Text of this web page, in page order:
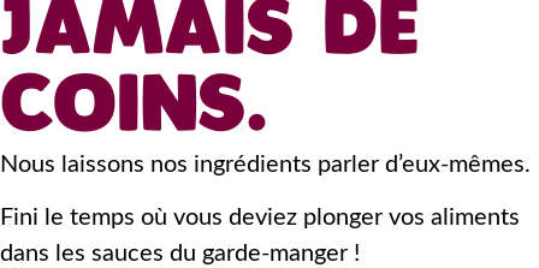
JAMAIS DE
COINS.
Nous laissons nos ingrédients parler d’eux-mêmes.
Fini le temps où vous deviez plonger vos aliments
dans les sauces du garde-manger !